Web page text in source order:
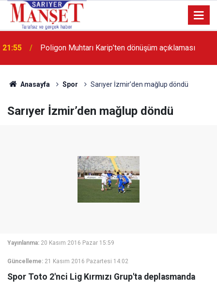
21:55 Poligon Muhtarı Karip’ten dönüşüm açıklaması
13:36 'Poligon'da İstanbul'a örnek proje gerçekleştirilecek'
Anasayfa Spor Sarıyer İzmir’den mağlup döndü
Sarıyer İzmir’den mağlup döndü
Yayınlanma: 20 Kasım 2016 Pazar 15:59
Güncelleme: 21 Kasım 2016 Pazartesi 14:02
Spor Toto 2'nci Lig Kırmızı Grup'ta deplasmanda